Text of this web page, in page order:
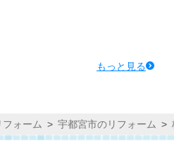
もっと見る
ォーム 宇都宮市のリフォーム